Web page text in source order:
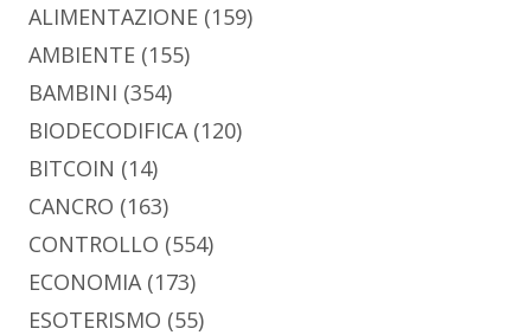
ALIMENTAZIONE (159)
AMBIENTE (155)
BAMBINI (354)
BIODECODIFICA(120)
BITCOIN (14)
CANCRO (163)
CONTROLLO (554)
ECONOMIA(173)
ESOTERISMO (55)